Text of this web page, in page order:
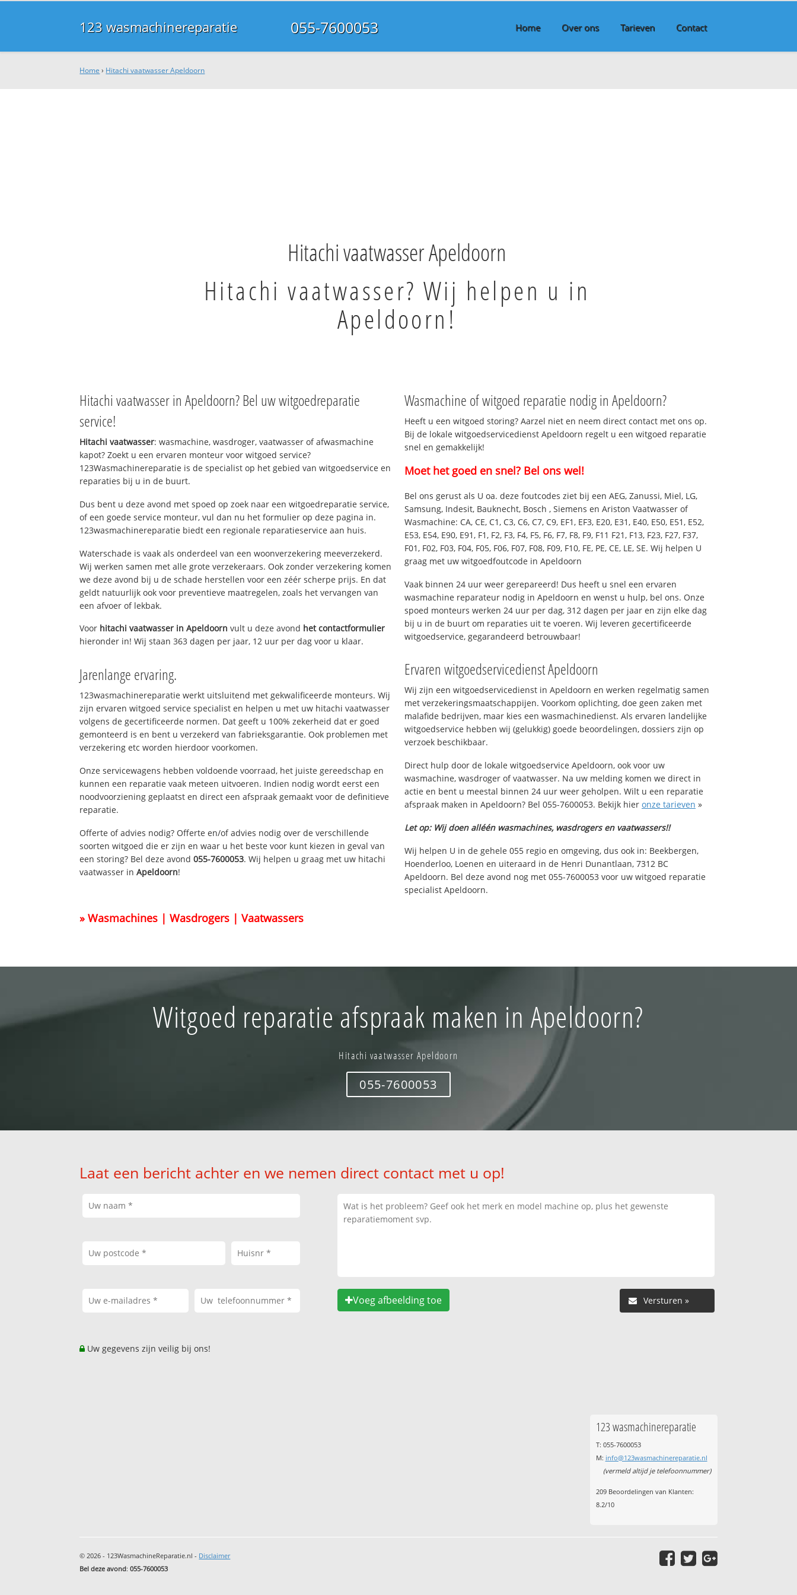
123 wasmachinereparatie 055-7600053 Home Over ons Tarieven Contact
Home › Hitachi vaatwasser Apeldoorn
Hitachi vaatwasser Apeldoorn
Hitachi vaatwasser? Wij helpen u in
Apeldoorn!
Hitachi vaatwasser in Apeldoorn? Bel uw witgoedreparatie
service!
Hitachi vaatwasser: wasmachine, wasdroger, vaatwasser of afwasmachine
kapot? Zoekt u een ervaren monteur voor witgoed service?
123Wasmachinereparatie is de specialist op het gebied van witgoedservice en
reparaties bij u in de buurt.
Dus bent u deze avond met spoed op zoek naar een witgoedreparatie service,
of een goede service monteur, vul dan nu het formulier op deze pagina in.
123wasmachinereparatie biedt een regionale reparatieservice aan huis.
Waterschade is vaak als onderdeel van een woonverzekering meeverzekerd.
Wij werken samen met alle grote verzekeraars. Ook zonder verzekering komen
we deze avond bij u de schade herstellen voor een zéér scherpe prijs. En dat
geldt natuurlijk ook voor preventieve maatregelen, zoals het vervangen van
een afvoer of lekbak.
Voor hitachi vaatwasser in Apeldoorn vult u deze avond het contactformulier
hieronder in! Wij staan 363 dagen per jaar, 12 uur per dag voor u klaar.
Jarenlange ervaring.
123wasmachinereparatie werkt uitsluitend met gekwalificeerde monteurs. Wij
zijn ervaren witgoed service specialist en helpen u met uw hitachi vaatwasser
volgens de gecertificeerde normen. Dat geeft u 100% zekerheid dat er goed
gemonteerd is en bent u verzekerd van fabrieksgarantie. Ook problemen met
verzekering etc worden hierdoor voorkomen.
Onze servicewagens hebben voldoende voorraad, het juiste gereedschap en
kunnen een reparatie vaak meteen uitvoeren. Indien nodig wordt eerst een
noodvoorziening geplaatst en direct een afspraak gemaakt voor de definitieve
reparatie.
Offerte of advies nodig? Offerte en/of advies nodig over de verschillende
soorten witgoed die er zijn en waar u het beste voor kunt kiezen in geval van
een storing? Bel deze avond055-7600053. Wij helpen u graag met uw hitachi
vaatwasser inApeldoorn!
» Wasmachines | Wasdrogers | Vaatwassers
Wasmachine of witgoed reparatie nodig in Apeldoorn?
Heeft u een witgoed storing? Aarzel niet en neem direct contact met ons op.
Bij de lokale witgoedservicedienst Apeldoorn regelt u een witgoed reparatie
snel en gemakkelijk!
Moet het goed en snel? Bel ons wel!
Bel ons gerust als U oa. deze foutcodes ziet bij een AEG, Zanussi, Miel, LG,
Samsung, Indesit, Bauknecht, Bosch , Siemens en Ariston Vaatwasser of
Wasmachine: CA, CE, C1, C3, C6, C7, C9, EF1, EF3, E20, E31, E40, E50, E51, E52,
E53, E54, E90, E91, F1, F2, F3, F4, F5, F6, F7, F8, F9, F11 F21, F13, F23, F27, F37,
F01, F02, F03, F04, F05, F06, F07, F08, F09, F10, FE, PE, CE, LE, SE. Wij helpen U
graag met uw witgoedfoutcode in Apeldoorn
Vaak binnen 24 uur weer gerepareerd! Dus heeft u snel een ervaren
wasmachine reparateur nodig in Apeldoorn en wenst u hulp, bel ons. Onze
spoed monteurs werken 24 uur per dag, 312 dagen per jaar en zijn elke dag
bij u in de buurt om reparaties uit te voeren. Wij leveren gecertificeerde
witgoedservice, gegarandeerd betrouwbaar!
Ervaren witgoedservicedienst Apeldoorn
Wij zijn een witgoedservicedienst in Apeldoorn en werken regelmatig samen
met verzekeringsmaatschappijen. Voorkom oplichting, doe geen zaken met
malafide bedrijven, maar kies een wasmachinedienst. Als ervaren landelijke
witgoedservice hebben wij (gelukkig) goede beoordelingen, dossiers zijn op
verzoek beschikbaar.
Direct hulp door de lokale witgoedservice Apeldoorn, ook voor uw
wasmachine, wasdroger of vaatwasser. Na uw melding komen we direct in
actie en bent u meestal binnen 24 uur weer geholpen. Wilt u een reparatie
afspraak maken in Apeldoorn? Bel 055-7600053. Bekijk hier onze tarieven »
Let op: Wij doen alléén wasmachines, wasdrogers en vaatwassers!!
Wij helpen U in de gehele 055 regio en omgeving, dus ook in: Beekbergen,
Hoenderloo, Loenen en uiteraard in de Henri Dunantlaan, 7312 BC
Apeldoorn. Bel deze avond nog met 055-7600053 voor uw witgoed reparatie
specialist Apeldoorn.
Witgoed reparatie afspraak maken in Apeldoorn?
Hitachi vaatwasser Apeldoorn
055-7600053
Laat een bericht achter en we nemen direct contact met u op!
Voeg afbeelding toe
Uw gegevens zijn veilig bij ons!
123 wasmachinereparatie
T: 055-7600053
M: info@123wasmachinereparatie.nl
(vermeld altijd je telefoonnummer)
209Beoordelingen van Klanten:
8.2/10
© 2026 - 123WasmachineReparatie.nl - Disclaimer
Bel deze avond:055-7600053